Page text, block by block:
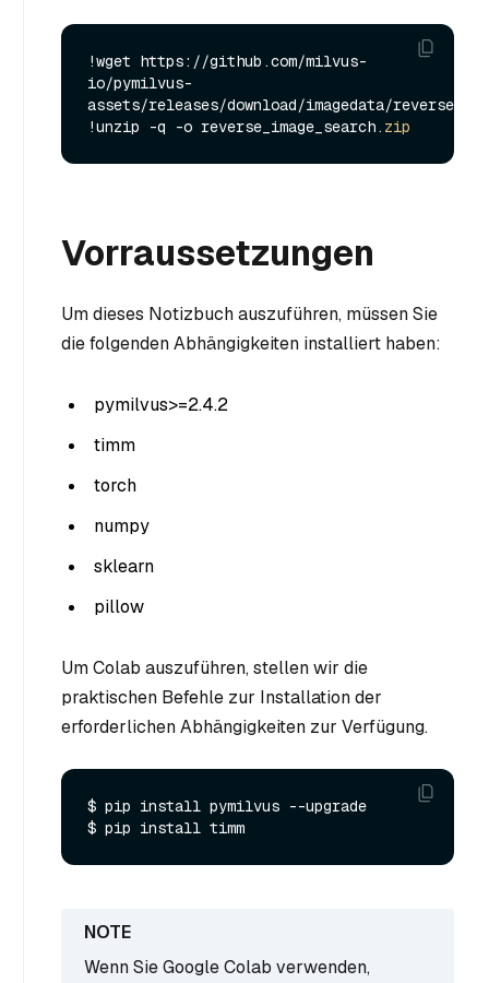
!wget https://github.com/milvus-
io/pymilvus-
assets/releases/download/imagedata/
!unzip -q -o reverse_image_search. zip
Vorraussetzungen
Um dieses Notizbuch auszuführen, müssen Sie
die folgenden Abhängigkeiten installiert haben:
pymilvus>=2.4.2
timm
torch
numpy
sklearn
pillow
Um Colab auszuführen, stellen wir die
praktischen Befehle zur Installation der
erforderlichen Abhängigkeiten zur Verfügung.
$ pip install pymilvus --upgrade
Wenn Sie Google Colab verwenden,